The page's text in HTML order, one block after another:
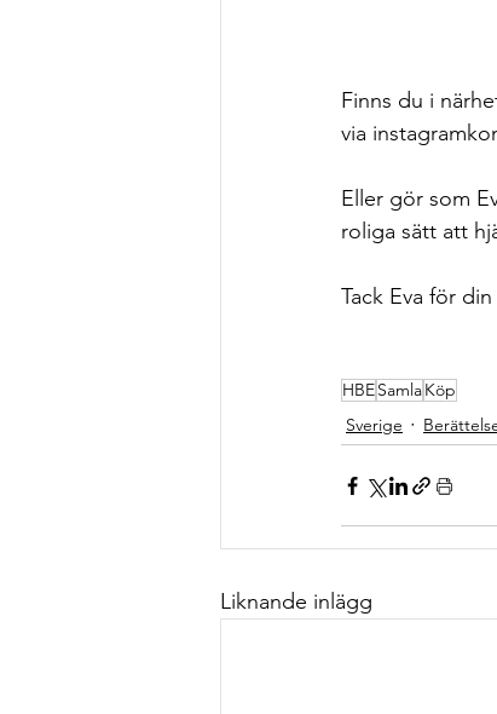
Finns du i
via
Eller gör som
roliga sätt att
Tack Eva för
HBESamlaKöp
Sverige
Liknande inlägg